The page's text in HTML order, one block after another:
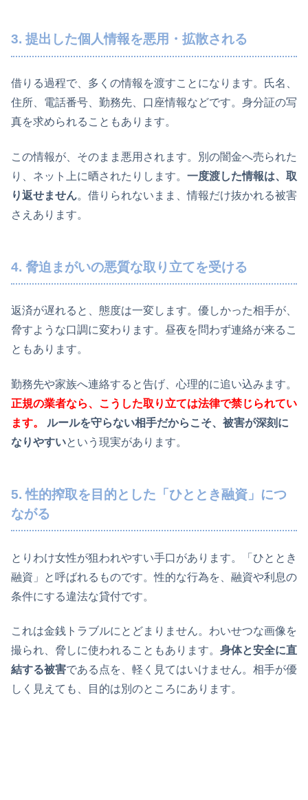
3. 提出した個人情報を悪用・拡散される
借りる過程で、多くの情報を渡すことになります。氏名、
住所、電話番号、勤務先、口座情報などです。身分証の写
真を求められることもあります。
この情報が、そのまま悪用されます。別の闇金へ売られた
り、ネット上に晒されたりします。 一度渡した情報は、取
り返せません。借りられないまま、情報だけ抜かれる被害
さえあります。
4. 脅迫まがいの悪質な取り立てを受ける
返済が遅れると、態度は一変します。優しかった相手が、
脅すような口調に変わります。昼夜を問わず連絡が来るこ
ともあります。
勤務先や家族へ連絡すると告げ、心理的に追い込みます。
正規の業者なら、こうした取り立ては法律で禁じられてい
ます。
ルールを守らない相手だからこそ、被害が深刻に
なりやすいという現実があります。
5. 性的搾取を目的とした「ひととき融資」につ
ながる
とりわけ女性が狙われやすい手口があります。「ひととき
融資」と呼ばれるものです。性的な行為を、融資や利息の
条件にする違法な貸付です。
これは金銭トラブルにとどまりません。わいせつな画像を
撮られ、脅しに使われることもあります。 身体と安全に直
結する被害である点を、軽く見てはいけません。相手が優
しく見えても、目的は別のところにあります。